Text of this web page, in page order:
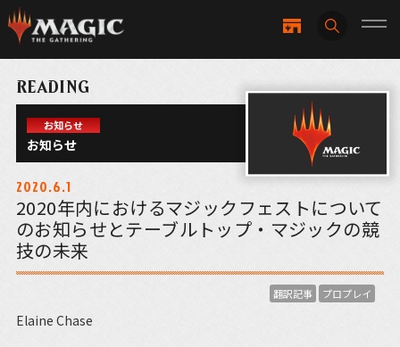
READING
お知らせ
お知らせ
2020.6.1
2020年内におけるマジックフェストについて
のお知らせとテーブルトップ・マジックの競
技の未来
翻訳記事 プロプレイ
Elaine Chase